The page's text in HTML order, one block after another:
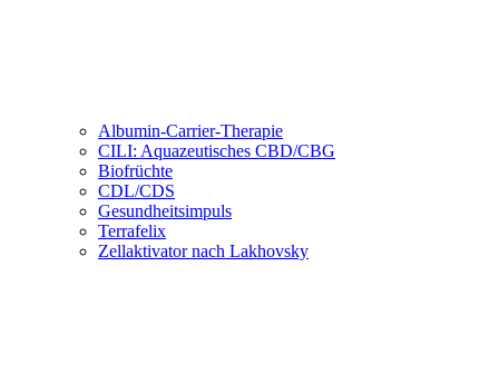
Albumin-Carrier-Therapie
CILI: Aquazeutisches CBD/CBG
Biofrüchte
CDL/CDS
Gesundheitsimpuls
Terrafelix
Zellaktivator nach Lakhovsky